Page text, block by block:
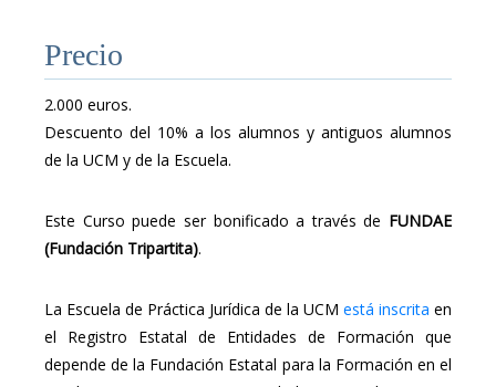
Precio
2.000 euros.
Descuento del 10% a los alumnos y antiguos alumnos
de la UCM y de la Escuela.
Este Curso puede ser bonificado a través de FUNDAE
(Fundación Tripartita).
La Escuela de Práctica Jurídica de la UCM está inscrita en
el Registro Estatal de Entidades de Formación que
depende de la Fundación Estatal para la Formación en el